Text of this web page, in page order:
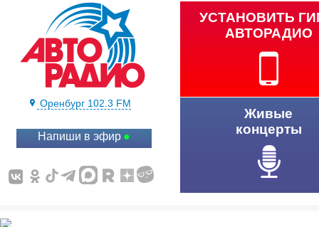
Оренбург 102.3 FM
Напиши в эфир
УСТАНОВИТЬ
АВТОРАДИО
Живые
концерты